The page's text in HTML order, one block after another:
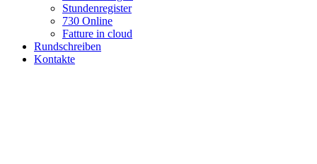
Stundenregister
730 Online
Fatture in cloud
Rundschreiben
Kontakte